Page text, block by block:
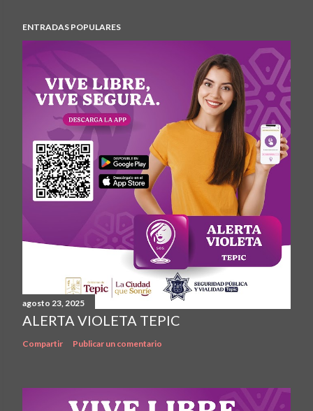
ENTRADAS POPULARES
agosto 23, 2025
ALERTA VIOLETA TEPIC
Compartir Publicar un comentario